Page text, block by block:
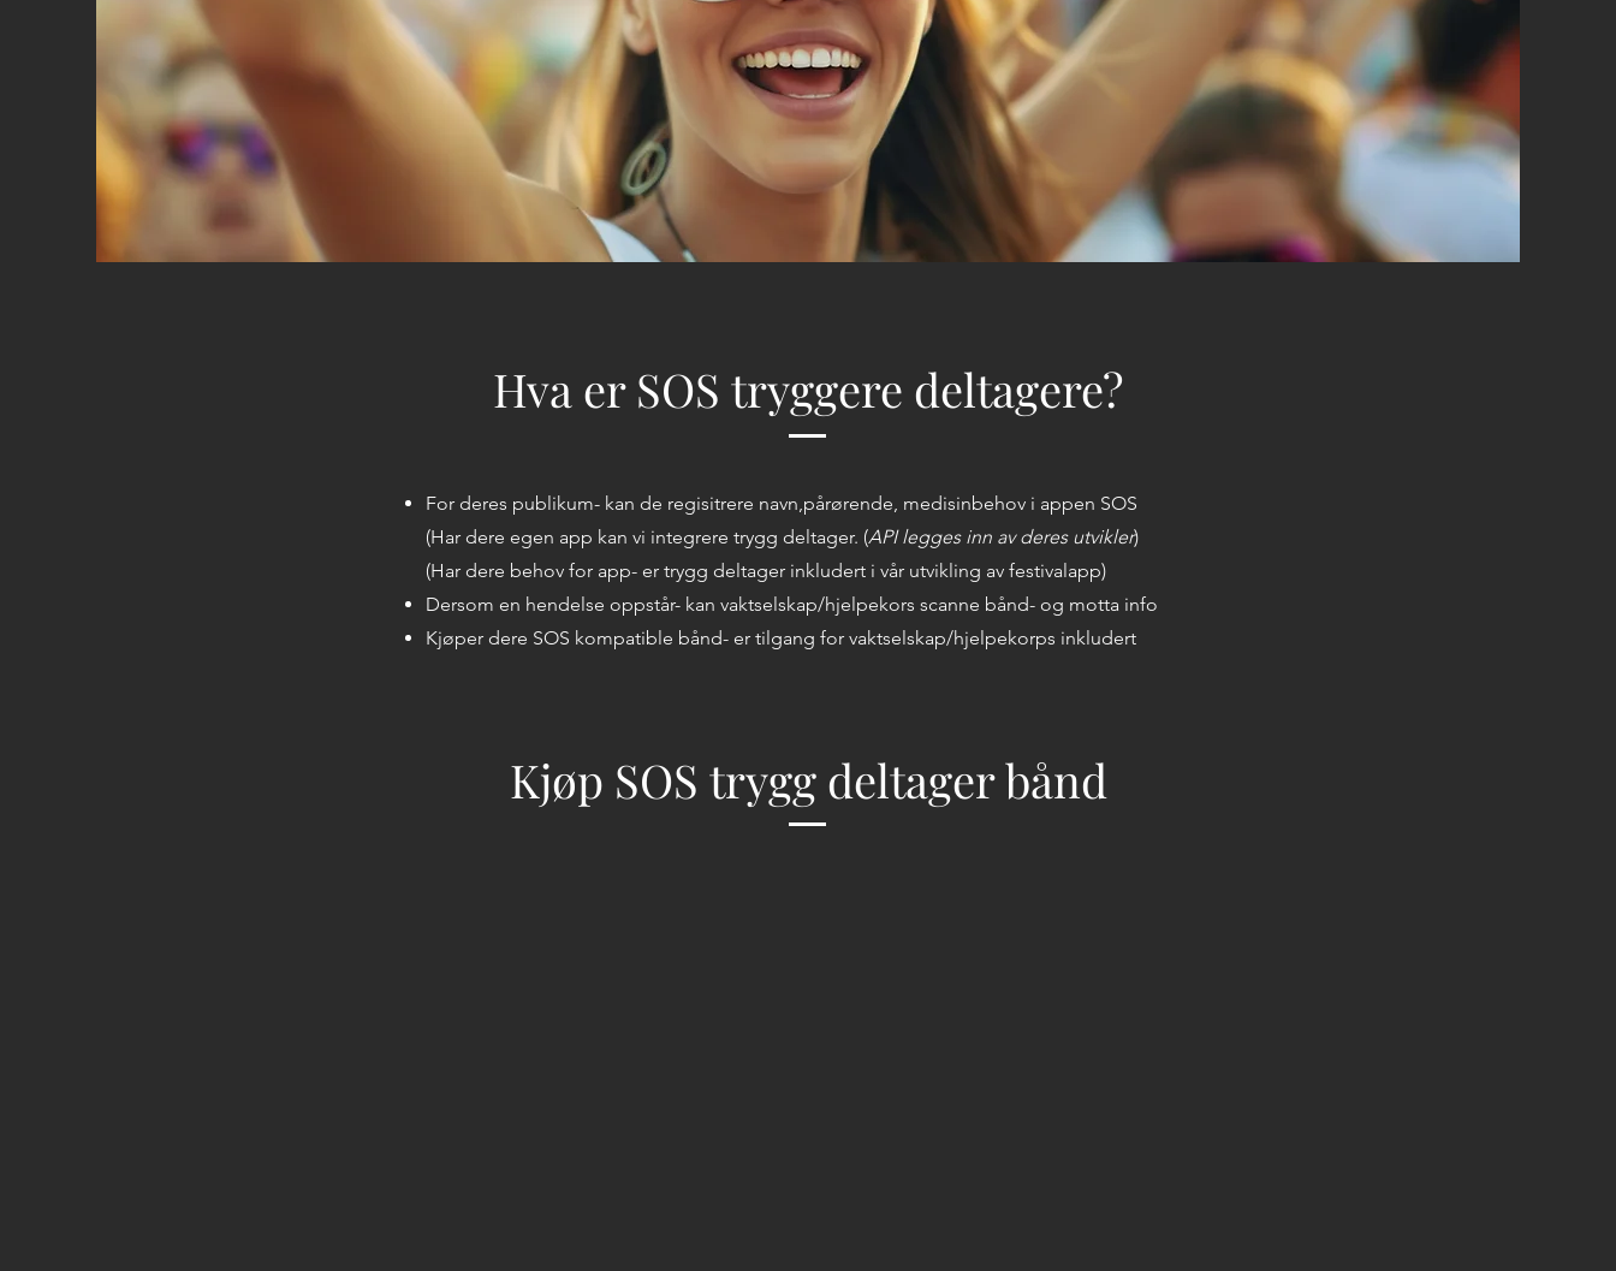
Hva er SOS tryggere deltagere?
For deres publikum- kan de regisitrere navn,pårørende, medisinbehov i appen SOS
(Har dere egen app kan vi integrere trygg deltager. (API legges inn av deres utvikler)
(Har dere behov for app- er trygg deltager inkludert i vår utvikling av festivalapp)
Dersom en hendelse oppstår- kan vaktselskap/hjelpekors scanne bånd- og motta info
Kjøper dere SOS kompatible bånd- er tilgang for vaktselskap/hjelpekorps inkludert
Kjøp SOS trygg deltager bånd